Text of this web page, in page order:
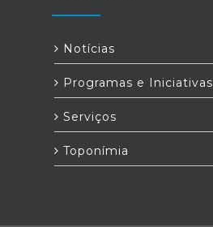
Notícias
Programas e Iniciativas
Serviços
Toponímia